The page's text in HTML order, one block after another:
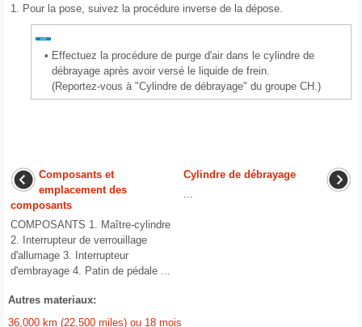
1. Pour la pose, suivez la procédure inverse de la dépose.
• Effectuez la procédure de purge d'air dans le cylindre de
débrayage après avoir versé le liquide de frein.
(Reportez-vous à "Cylindre de débrayage" du groupe CH.)
Composants et
emplacement des
composants
COMPOSANTS 1. Maître-cylindre
2. Interrupteur de verrouillage
d'allumage 3. Interrupteur
d'embrayage 4. Patin de pédale ...
Cylindre de débrayage
...
Autres materiaux:
36,000 km (22,500 miles) ou 18 mois